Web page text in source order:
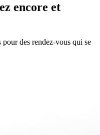
encore et
des rendez-vous qui se